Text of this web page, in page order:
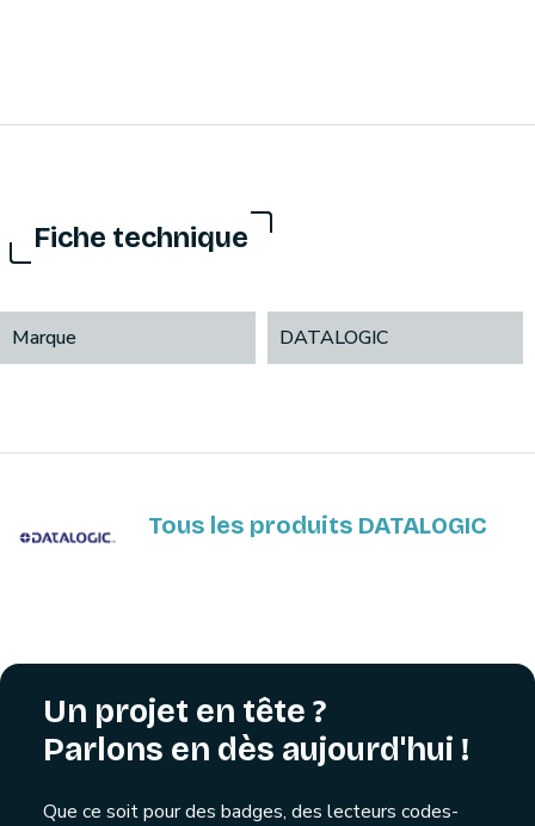
Fiche technique
Marque DATALOGIC
Tous les produits DATALOGIC
Un projet en tête ?
Parlons en dès aujourd'hui !
Que ce soit pour des badges, des lecteurs codes-